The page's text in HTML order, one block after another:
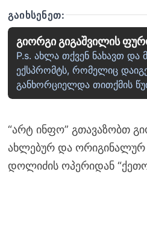
ᲒᲐᲘᲮᲡᲔᲜᲔᲗ:
გიორგი გიგაშვილის
P.s. ახლა თქვენ ნახავთ და
ექსპრომტს, რომელიც
განხორციელდა თითქმის
“არტ ინფო” გთავაზობთ
ახლებურ და ორიგინალურ
დოლიძის ოპერიდან